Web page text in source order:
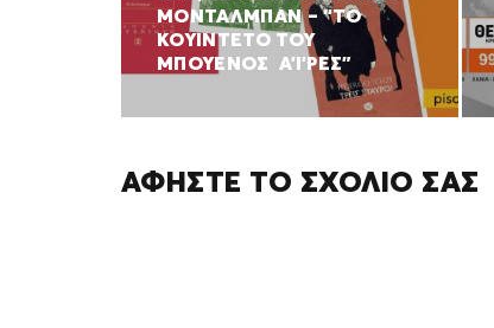
ΜΟΝΤΑΛΜΠΑΝ – “ΤΟ
ΚΟΥΙΝΤΕΤΟ ΤΟΥ
ΜΠΟΥΕΝΟΣ Α’Ι’ΡΕΣ”
ΑΦΉΣΤΕ ΤΟ ΣΧΌΛΙΌ ΣΑΣ